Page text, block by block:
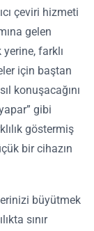
çeviri hizmeti
gelen
farklı
için baştan
konuşacağını
gibi
göstermiş
bir cihazın
büyütmek
sınır